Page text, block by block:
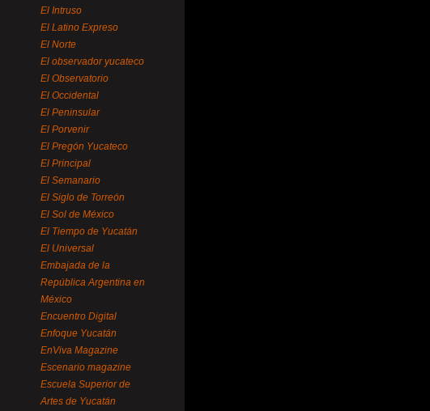
El Intruso
El Latino Expreso
El Norte
El observador yucateco
El Observatorio
El Occidental
El Peninsular
El Porvenir
El Pregón Yucateco
El Principal
El Semanario
El Siglo de Torreón
El Sol de México
El Tiempo de Yucatán
El Universal
Embajada de la
República Argentina en
México
Encuentro Digital
Enfoque Yucatán
EnViva Magazine
Escenario magazine
Escuela Superior de
Artes de Yucatán